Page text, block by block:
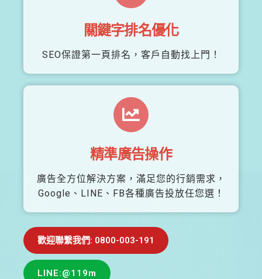
關鍵字排名優化
SEO保證第一頁排名，客戶自動找上門！
精準廣告操作
廣告全方位解決方案，滿足您的行銷需求，
Google、LINE、FB各種廣告投放任您選！
歡迎聯繫我們: 0800-003-191
LINE:@119m